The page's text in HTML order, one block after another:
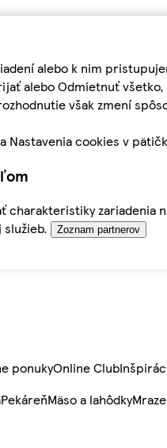
alebo k nim
alebo Odmietnuť
však zmení
Nastavenia cookies v
charakteristiky
Zoznam partnerov
ponukyOnline Club
PekáreňMäso a lahôdky